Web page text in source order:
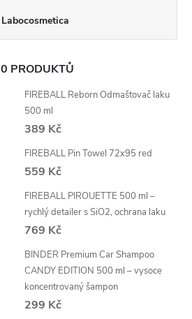
Labocosmetica
PRODUKTŮ
FIREBALL Reborn Odmaštovač laku
500 ml
389 Kč
FIREBALL Pin Towel 72x95 red
559 Kč
FIREBALL PIROUETTE 500 ml –
rychlý detailer s SiO2, ochrana laku
769 Kč
BINDER Premium Car Shampoo
CANDY EDITION 500 ml – vysoce
koncentrovaný šampon
299 Kč